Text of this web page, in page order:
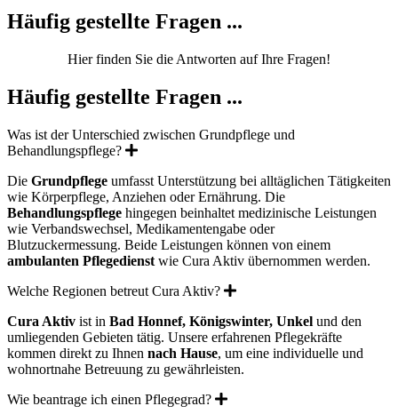
Häufig gestellte Fragen ...
Hier finden Sie die Antworten auf Ihre Fragen!
Häufig gestellte Fragen ...
Was ist der Unterschied zwischen Grundpflege und
Behandlungspflege?
Expand
Die Grundpflege umfasst Unterstützung bei alltäglichen Tätigkeiten
wie Körperpflege, Anziehen oder Ernährung. Die
Behandlungspflege hingegen beinhaltet medizinische Leistungen
wie Verbandswechsel, Medikamentengabe oder
Blutzuckermessung. Beide Leistungen können von einem
ambulanten Pflegedienst wie Cura Aktiv übernommen werden.
Welche Regionen betreut Cura Aktiv?
Expand
Cura Aktiv ist in Bad Honnef, Königswinter, Unkel und den
umliegenden Gebieten tätig. Unsere erfahrenen Pflegekräfte
kommen direkt zu Ihnen nach Hause, um eine individuelle und
wohnortnahe Betreuung zu gewährleisten.
Wie beantrage ich einen Pflegegrad?
Expand